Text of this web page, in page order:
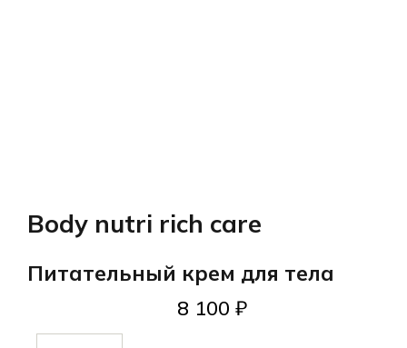
Body nutri rich care
Питательный крем для тела
8 100 ₽